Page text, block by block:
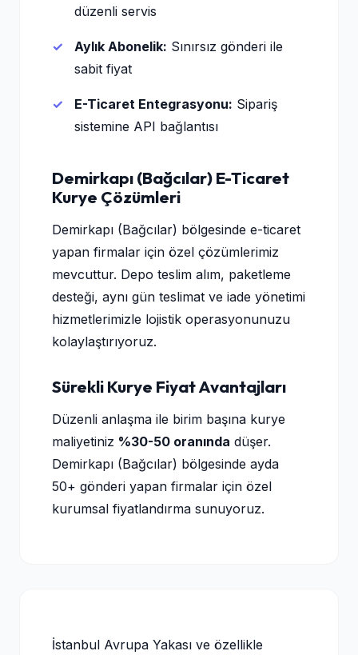
düzenli servis
Aylık Abonelik: Sınırsız gönderi ile
sabit fiyat
E-Ticaret Entegrasyonu: Sipariş
sistemine API bağlantısı
Demirkapı (Bağcılar) E-Ticaret
Kurye Çözümleri
Demirkapı (Bağcılar) bölgesinde e-ticaret
yapan firmalar için özel çözümlerimiz
mevcuttur. Depo teslim alım, paketleme
desteği, aynı gün teslimat ve iade yönetimi
hizmetlerimizle lojistik operasyonunuzu
kolaylaştırıyoruz.
Sürekli Kurye Fiyat Avantajları
Düzenli anlaşma ile birim başına kurye
maliyetiniz %30-50 oranında düşer.
Demirkapı (Bağcılar) bölgesinde ayda
50+ gönderi yapan firmalar için özel
kurumsal fiyatlandırma sunuyoruz.
İstanbul Avrupa Yakası ve özellikle